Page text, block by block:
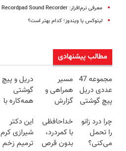
معرفی نرم‌افزار: Recordpad Sound Recorder
لینوکس یا ویندوز؛ کدام بهتر است؟
مطالب پیشنهادی
مجموعه 47
عددی دریل
پیچ گوشتی
(تخفیف به
مدت
محدود)
مسیر
همراهی و
گزارش
گروه اسنپ
در ۱۴۰۴
دریل و پیچ
گوشتی
همه‌کاره با
هوشمند ⚙️
(نصف
قیمت بازار
چرا درد زانو
را تحمل
می‌کنی؟
خداحافظی
با کمردرد،
بدون قرص
این دکتر
شیرازی کرم
ترمیم زخم